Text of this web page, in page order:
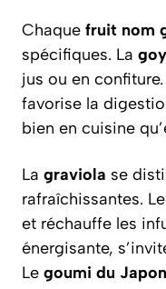
Chaque fruit nom
spécifiques. La
jus ou en
favorise la
bien en cuisine
La graviola se
rafraîchissantes. Le
et réchauffe les
énergisante,
Le goumi du Japon